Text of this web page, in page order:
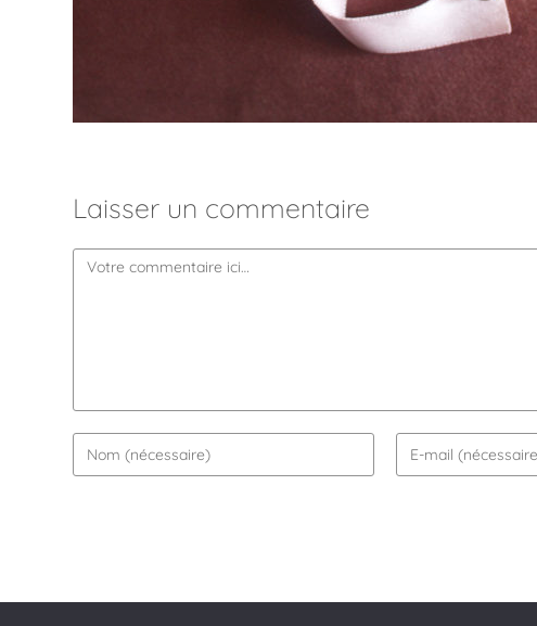
Laisser un commentaire